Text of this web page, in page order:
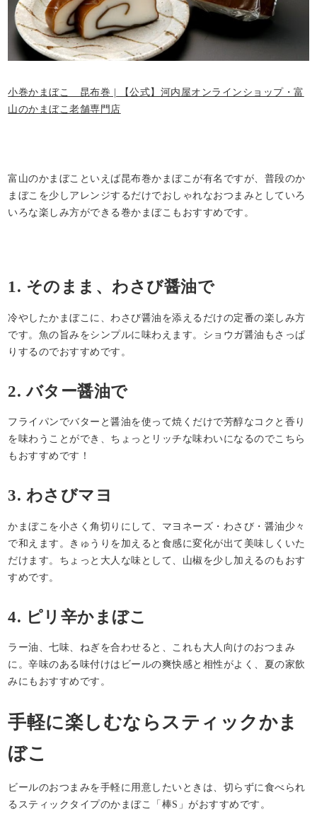
小巻かまぼこ 昆布巻 | 【公式】河内屋オンラインショップ・富
山のかまぼこ老舗専門店
富山のかまぼこといえば昆布巻かまぼこが有名ですが、普段のか
まぼこを少しアレンジするだけでおしゃれなおつまみとしていろ
いろな楽しみ方ができる巻かまぼこもおすすめです。
1. そのまま、わさび醤油で
冷やしたかまぼこに、わさび醤油を添えるだけの定番の楽しみ方
です。魚の旨みをシンプルに味わえます。ショウガ醤油もさっぱ
りするのでおすすめです。
2. バター醤油で
フライパンでバターと醤油を使って焼くだけで芳醇なコクと香り
を味わうことができ、ちょっとリッチな味わいになるのでこちら
もおすすめです！
3. わさびマヨ
かまぼこを小さく角切りにして、マヨネーズ・わさび・醤油少々
で和えます。きゅうりを加えると食感に変化が出て美味しくいた
だけます。ちょっと大人な味として、山椒を少し加えるのもおす
すめです。
4. ピリ辛かまぼこ
ラー油、七味、ねぎを合わせると、これも大人向けのおつまみ
に。辛味のある味付けはビールの爽快感と相性がよく、夏の家飲
みにもおすすめです。
手軽に楽しむならスティックかま
ぼこ
ビールのおつまみを手軽に用意したいときは、切らずに食べられ
るスティックタイプのかまぼこ「棒S」がおすすめです。